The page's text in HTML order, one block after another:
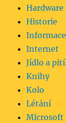
Hardware
Historie
Informace
Internet
Jídlo a pití
Knihy
Kolo
Létání
Microsoft